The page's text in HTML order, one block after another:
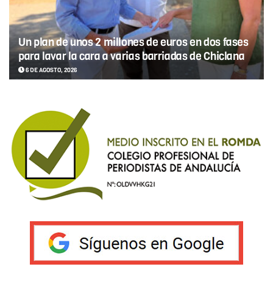
Un plan de unos 2 millones de euros en dos fases
para lavar la cara a varias barriadas de Chiclana
6 DE AGOSTO, 2026